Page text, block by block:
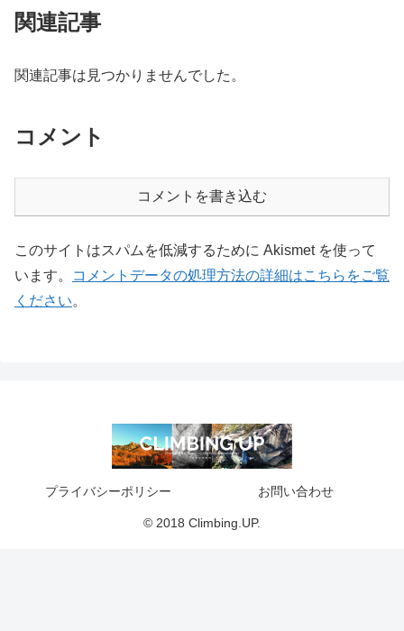
関連記事
関連記事は見つかりませんでした。
コメント
コメントを書き込む
このサイトはスパムを低減するために Akismet を使って
います。
コメントデータの処理方法の詳細はこちらをご覧
ください。
プライバシーポリシー お問い合わせ
© 2018 Climbing.UP.